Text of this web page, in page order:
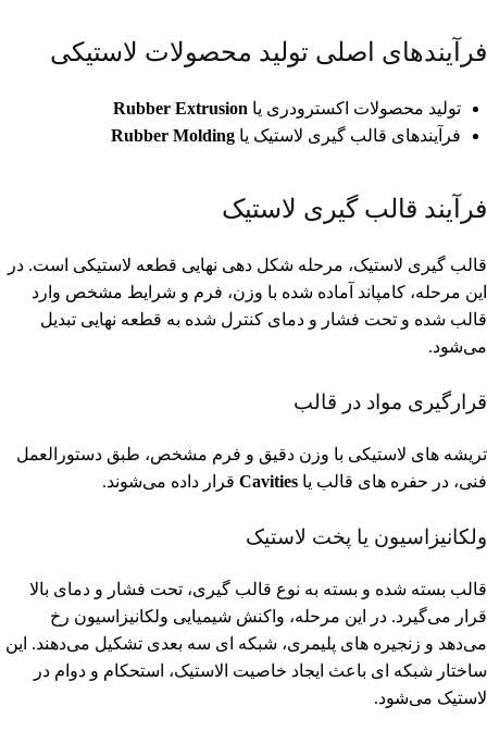
فرآیندهای اصلی تولید محصولات لاستیکی
تولید محصولات اکسترودری یا Rubber Extrusion
فرآیندهای قالب گیری لاستیک یا Rubber Molding
فرآیند قالب گیری لاستیک
قالب گیری لاستیک، مرحله شکل دهی نهایی قطعه لاستیکی است. در
این مرحله، کامپاند آماده شده با وزن، فرم و شرایط مشخص وارد
قالب شده و تحت فشار و دمای کنترل شده به قطعه نهایی تبدیل
می‌شود.
قرارگیری مواد در قالب
تریشه های لاستیکی با وزن دقیق و فرم مشخص، طبق دستورالعمل
فنی، در حفره های قالب یا Cavities قرار داده می‌شوند.
ولکانیزاسیون یا پخت لاستیک
قالب بسته شده و بسته به نوع قالب گیری، تحت فشار و دمای بالا
قرار می‌گیرد. در این مرحله، واکنش شیمیایی ولکانیزاسیون رخ
می‌دهد و زنجیره های پلیمری، شبکه ای سه بعدی تشکیل می‌دهند. این
ساختار شبکه ای باعث ایجاد خاصیت الاستیک، استحکام و دوام در
لاستیک می‌شود.